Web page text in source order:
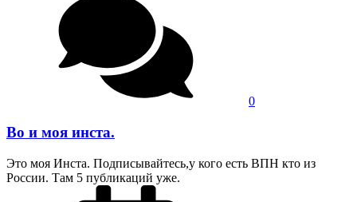
0
Во и моя инста.
Это моя Инста. Подписывайтесь,у кого есть ВПН кто из
России. Там 5 публикаций уже.